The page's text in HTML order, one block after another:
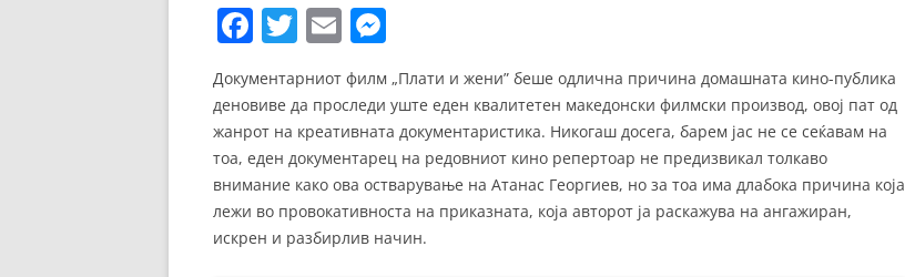
ФЕСТИВАЛИ
ФИЛМОПОЛИС
F
c
e
b
o
o
T
itt
er
E
m
ai
l
e
ss
e
n
g
er
Документарниот филм „Плати и жени” беше одлична причина домашната кино-публика
деновиве да проследи уште еден квалитетен македонски филмски производ, овој пат од
жанрот на креативната документаристика. Никогаш досега, барем јас не се сеќавам на
тоа, еден документарец на редовниот кино репертоар не предизвикал толкаво
внимание како ова остварување на Атанас Георгиев, но за тоа има длабока причина која
лежи во провокативноста на приказната, која авторот ја раскажува на ангажиран,
искрен и разбирлив начин.